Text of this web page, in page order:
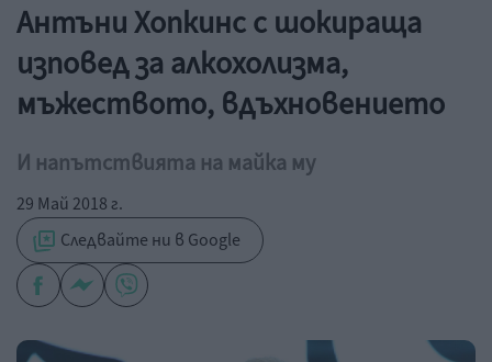
Антъни Хопкинс с шокираща
изповед за алкохолизма,
мъжеството, вдъхновението
И напътствията на майка му
29 Май 2018 г.
Следвайте ни в Google